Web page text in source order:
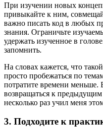
При изучении новых
привыкайте к ним,
важно писать код в любых
знания. Ограничьте
удержать изученное в
запомнить.
На словах кажется, что
просто пробежаться по
потратите времени меньше.
возвращаться к
несколько раз учил меня
3. Подходите к